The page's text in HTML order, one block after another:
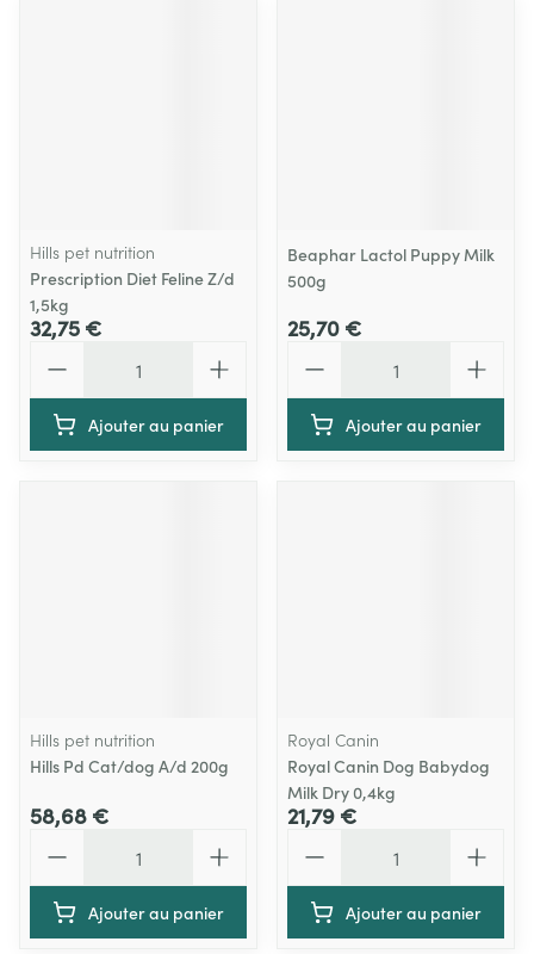
Hills pet nutrition
Prescription Diet Feline Z/d
1,5kg
32,75 €
Ajouter au panier
Beaphar Lactol Puppy Milk
500g
25,70 €
Ajouter au panier
Hills pet nutrition
Hills Pd Cat/dog A/d 200g
58,68 €
Ajouter au panier
Royal Canin
Royal Canin Dog Babydog
Milk Dry 0,4kg
21,79 €
Ajouter au panier